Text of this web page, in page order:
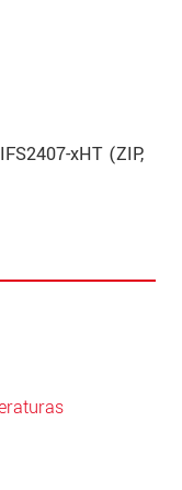
xHT (ZIP,